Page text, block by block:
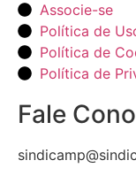
Associe-se
Política de
Política de
Política de
Fale